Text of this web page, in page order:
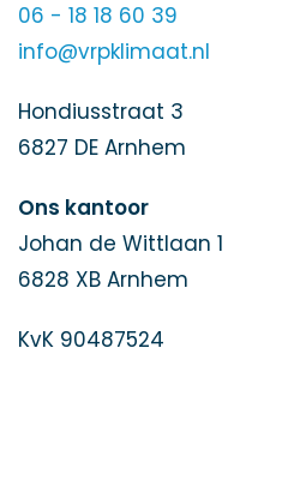
06 - 18 18 60 39
info@vrpklimaat.nl
Hondiusstraat 3
6827 DE Arnhem
Ons kantoor
Johan de Wittlaan 1
6828 XB Arnhem
KvK 90487524